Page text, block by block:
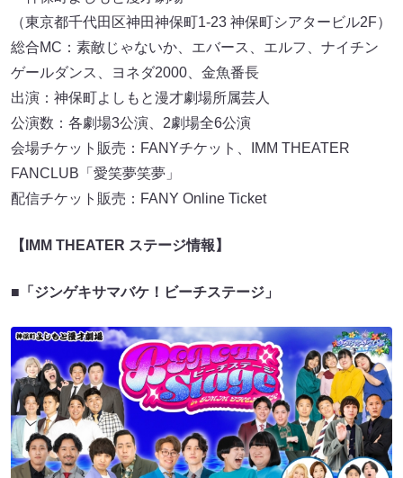
（東京都千代田区神田神保町1-23 神保町シアタービル2F）
総合MC：素敵じゃないか、エバース、エルフ、ナイチン
ゲールダンス、ヨネダ2000、金魚番長
出演：神保町よしもと漫才劇場所属芸人
公演数：各劇場3公演、2劇場全6公演
会場チケット販売：FANYチケット、IMM THEATER
FANCLUB「愛笑夢笑夢」
配信チケット販売：FANY Online Ticket
【IMM THEATER ステージ情報】
■「ジンゲキサマバケ！ビーチステージ」